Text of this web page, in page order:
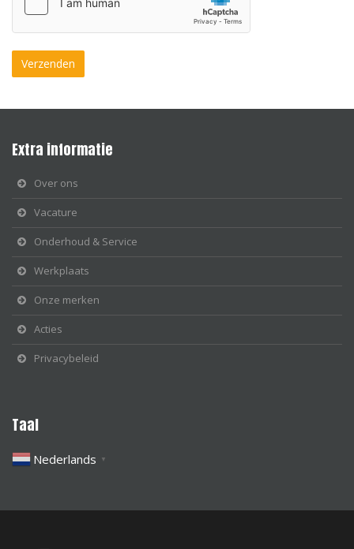
Extra informatie
Over ons
Vacature
Onderhoud & Service
Werkplaats
Onze merken
Acties
Privacybeleid
Taal
Nederlands ▼